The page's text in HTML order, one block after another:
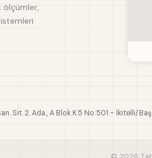
ölçümler,
Sit. 2. Ada., A Blok K.5 No:501 - İkitelli/